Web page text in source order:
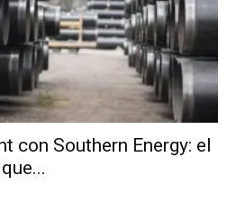
con Southern Energy: el